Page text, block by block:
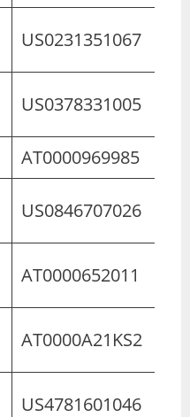
US0231351067
US0378331005
AT0000969985
US0846707026
AT0000652011
AT0000A21KS2
US4781601046